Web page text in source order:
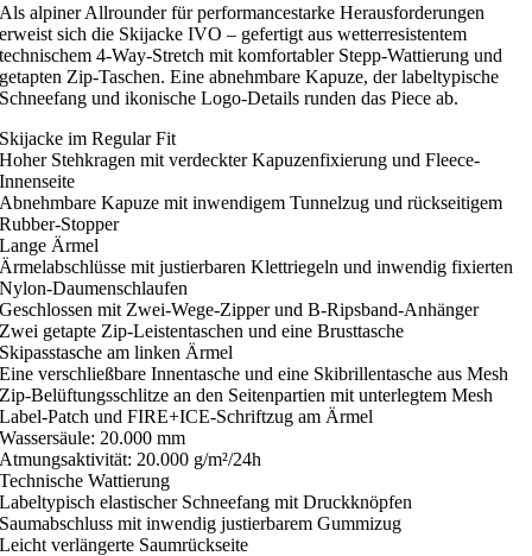
Als alpiner Allrounder für performancestarke Herausforderungen
erweist sich die Skijacke IVO – gefertigt aus wetterresistentem
technischem 4-Way-Stretch mit komfortabler Stepp-Wattierung und
getapten Zip-Taschen. Eine abnehmbare Kapuze, der labeltypische
Schneefang und ikonische Logo-Details runden das Piece ab.
Skijacke im Regular Fit
Hoher Stehkragen mit verdeckter Kapuzenfixierung und Fleece-
Innenseite
Abnehmbare Kapuze mit inwendigem Tunnelzug und rückseitigem
Rubber-Stopper
Lange Ärmel
Ärmelabschlüsse mit justierbaren Klettriegeln und inwendig fixierten
Nylon-Daumenschlaufen
Geschlossen mit Zwei-Wege-Zipper und B-Ripsband-Anhänger
Zwei getapte Zip-Leistentaschen und eine Brusttasche
Skipasstasche am linken Ärmel
Eine verschließbare Innentasche und eine Skibrillentasche aus Mesh
Zip-Belüftungsschlitze an den Seitenpartien mit unterlegtem Mesh
Label-Patch und FIRE+ICE-Schriftzug am Ärmel
Wassersäule: 20.000 mm
Atmungsaktivität: 20.000 g/m²/24h
Technische Wattierung
Labeltypisch elastischer Schneefang mit Druckknöpfen
Saumabschluss mit inwendig justierbarem Gummizug
Leicht verlängerte Saumrückseite